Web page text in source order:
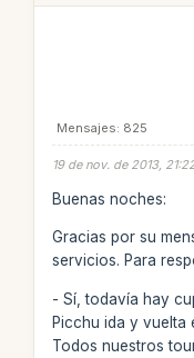
Mensajes: 825
19 de nov. de 2013,
Buenas noches:
Gracias por su
servicios. Para
- Sí, todavía hay
Picchu ida y vuelta
Todos nuestros